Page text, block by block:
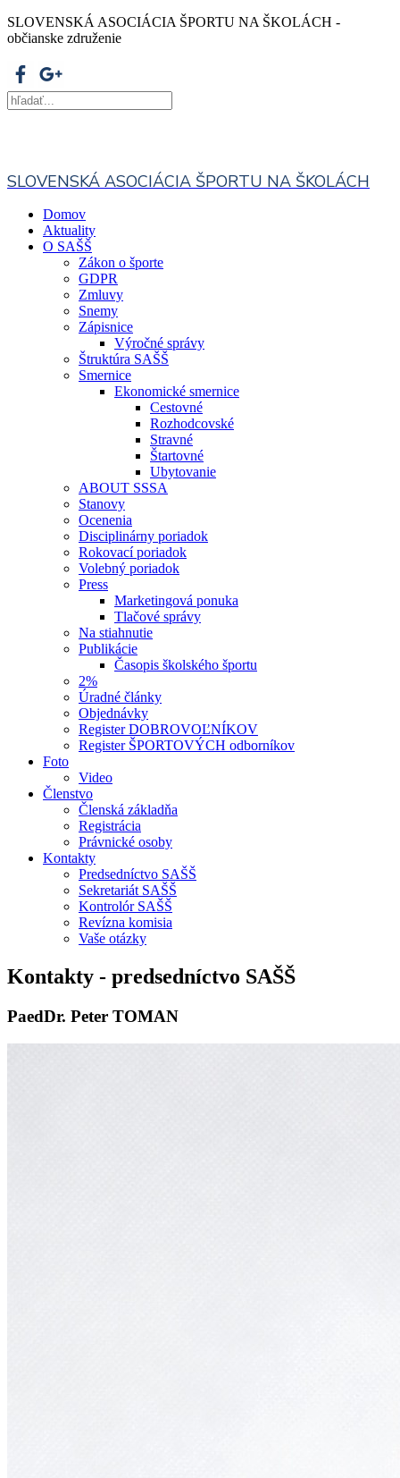
SLOVENSKÁ ASOCIÁCIA ŠPORTU NA ŠKOLÁCH -
občianske združenie
SLOVENSKÁ ASOCIÁCIA ŠPORTU NA ŠKOLÁCH
Domov
Aktuality
O SAŠŠ
Zákon o športe
GDPR
Zmluvy
Snemy
Zápisnice
Výročné správy
Štruktúra SAŠŠ
Smernice
Ekonomické smernice
Cestovné
Rozhodcovské
Stravné
Štartovné
Ubytovanie
ABOUT SSSA
Stanovy
Ocenenia
Disciplinárny poriadok
Rokovací poriadok
Volebný poriadok
Press
Marketingová ponuka
Tlačové správy
Na stiahnutie
Publikácie
Časopis školského športu
2%
Úradné články
Objednávky
Register DOBROVOĽNÍKOV
Register ŠPORTOVÝCH odborníkov
Foto
Video
Členstvo
Členská základňa
Registrácia
Právnické osoby
Kontakty
Predsedníctvo SAŠŠ
Sekretariát SAŠŠ
Kontrolór SAŠŠ
Revízna komisia
Vaše otázky
Kontakty - predsedníctvo SAŠŠ
PaedDr. Peter TOMAN